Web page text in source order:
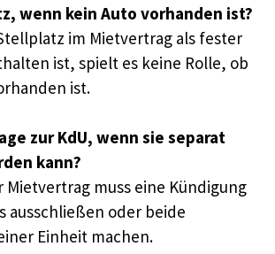
wenn kein Auto vorhanden ist?
im Mietvertrag als fester
ist, spielt es keine Rolle, ob
ist.
zur KdU, wenn sie separat
kann?
Mietvertrag muss eine Kündigung
ausschließen oder beide
Einheit machen.